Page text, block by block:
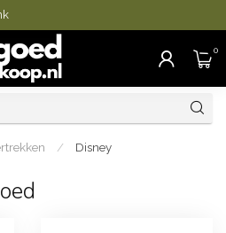
morgen in huis
0
/ Disney